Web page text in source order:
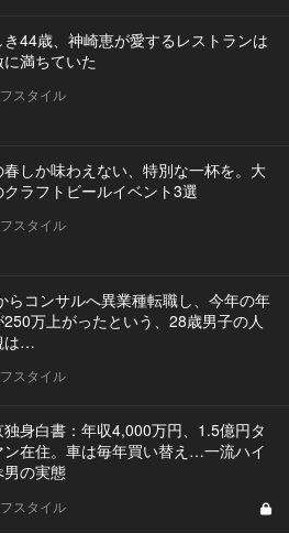
き44歳、神崎恵が愛するレストランは
満ちていた
スタイル
春しか味わえない、特別な一杯を。大
クラフトビールイベント3選
スタイル
らコンサルへ異業種転職し、今年の年
250万上がったという、28歳男子の人
は…
スタイル
独身白書：年収4,000万円、1.5億円タ
ン在住。車は毎年買い替え…一流ハイ
男の実態
スタイル